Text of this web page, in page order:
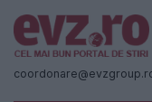
Știri
naționale